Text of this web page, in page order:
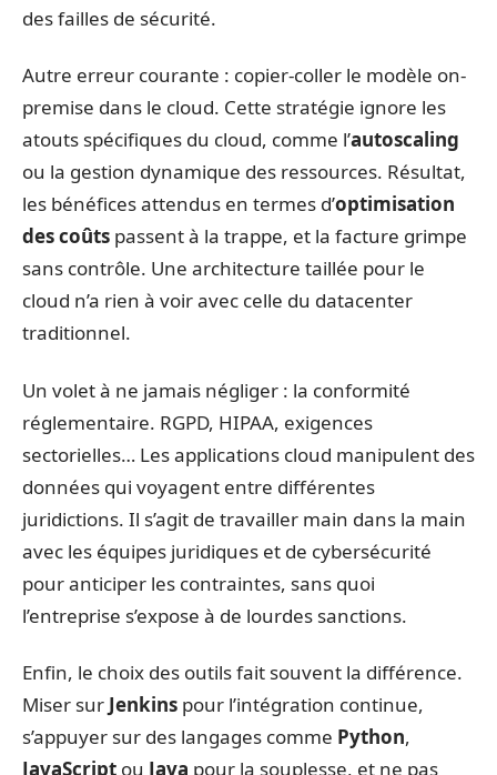
des failles de sécurité.
Autre erreur courante : copier-coller le modèle on-
premise dans le cloud. Cette stratégie ignore les
atouts spécifiques du cloud, comme l’autoscaling
ou la gestion dynamique des ressources. Résultat,
les bénéfices attendus en termes d’optimisation
des coûts passent à la trappe, et la facture grimpe
sans contrôle. Une architecture taillée pour le
cloud n’a rien à voir avec celle du datacenter
traditionnel.
Un volet à ne jamais négliger : la conformité
réglementaire. RGPD, HIPAA, exigences
sectorielles… Les applications cloud manipulent des
données qui voyagent entre différentes
juridictions. Il s’agit de travailler main dans la main
avec les équipes juridiques et de cybersécurité
pour anticiper les contraintes, sans quoi
l’entreprise s’expose à de lourdes sanctions.
Enfin, le choix des outils fait souvent la différence.
Miser sur Jenkins pour l’intégration continue,
s’appuyer sur des langages comme Python,
JavaScript ou Java pour la souplesse, et ne pas